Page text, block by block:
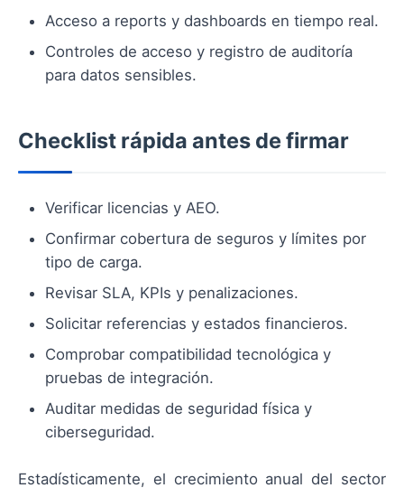
Acceso a reports y dashboards en tiempo real.
Controles de acceso y registro de auditoría
para datos sensibles.
Checklist rápida antes de firmar
Verificar licencias y AEO.
Confirmar cobertura de seguros y límites por
tipo de carga.
Revisar SLA, KPIs y penalizaciones.
Solicitar referencias y estados financieros.
Comprobar compatibilidad tecnológica y
pruebas de integración.
Auditar medidas de seguridad física y
ciberseguridad.
Estadísticamente, el crecimiento anual del sector